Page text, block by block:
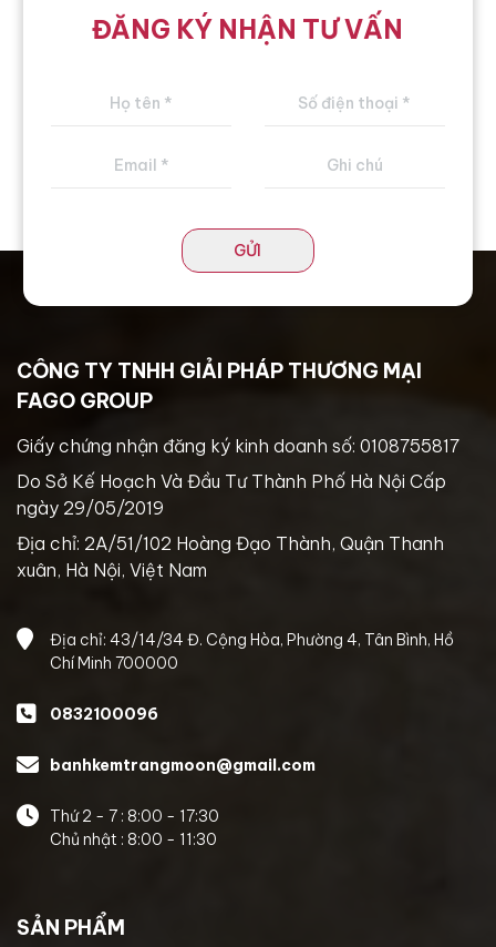
ĐĂNG KÝ NHẬN TƯ VẤN
GỬI
CÔNG TY TNHH GIẢI PHÁP THƯƠNG MẠI
FAGO GROUP
Giấy chứng nhận đăng ký kinh doanh số: 0108755817
Do Sở Kế Hoạch Và Đầu Tư Thành Phố Hà Nội Cấp
ngày 29/05/2019
Địa chỉ: 2A/51/102 Hoàng Đạo Thành, Quận Thanh
xuân, Hà Nội, Việt Nam
Địa chỉ: 43/14/34 Đ. Cộng Hòa, Phường 4, Tân Bình, Hồ
Chí Minh 700000
0832100096
banhkemtrangmoon@gmail.com
Thứ 2 - 7 : 8:00 - 17:30
Chủ nhật : 8:00 - 11:30
SẢN PHẨM